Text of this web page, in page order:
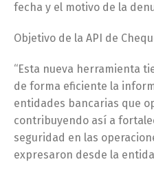
fecha y el motivo de la
Objetivo de la API de
“Esta nueva herramienta
de forma eficiente la
entidades bancarias que
contribuyendo así a
seguridad en las
expresaron desde la